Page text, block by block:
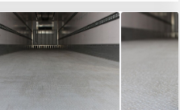
9540 kg
2600 mm
4000 mm